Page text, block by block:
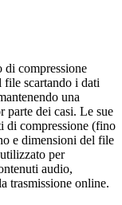
compressione
file scartando i dati
una
parte dei casi. Le sue
di compressione (fino
e dimensioni del file
per
audio,
trasmissione online.